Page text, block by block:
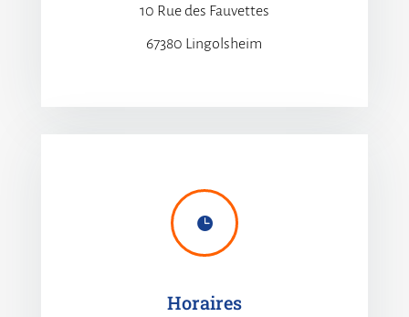
10 Rue des Fauvettes
67380 Lingolsheim

Horaires